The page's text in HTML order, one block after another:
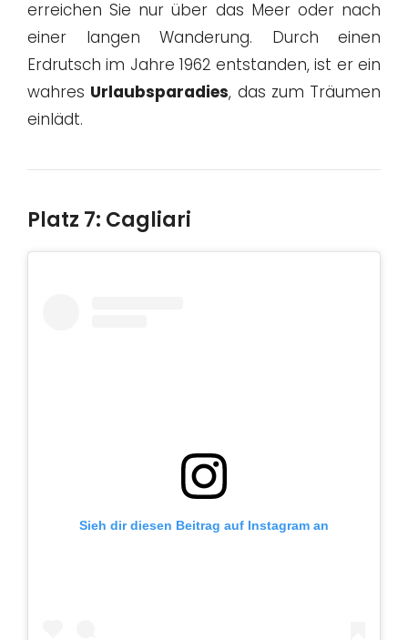
erreichen Sie nur über das Meer oder nach
einer langen Wanderung. Durch einen
Erdrutsch im Jahre 1962 entstanden, ist er ein
wahres Urlaubsparadies, das zum Träumen
einlädt.
Platz 7: Cagliari
Sieh dir diesen Beitrag auf Instagram an